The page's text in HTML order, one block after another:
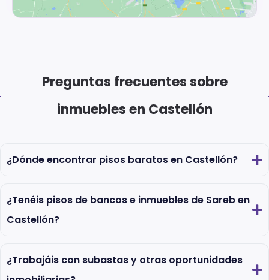
Preguntas frecuentes sobre
inmuebles en Castellón
¿Dónde encontrar pisos baratos en Castellón?
¿Tenéis pisos de bancos e inmuebles de Sareb en
Castellón?
¿Trabajáis con subastas y otras oportunidades